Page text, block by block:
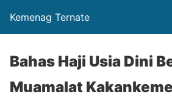
Kemenag Ternate
Bahas Haji Usia Dini
Muamalat